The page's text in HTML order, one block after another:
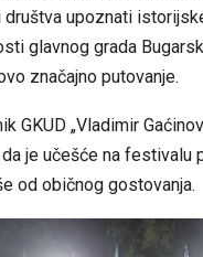
društva upoznati
glavnog grada
značajno putovanje.
GKUD „Vladimir
je učešće na festivalu
od običnog gostovanja.